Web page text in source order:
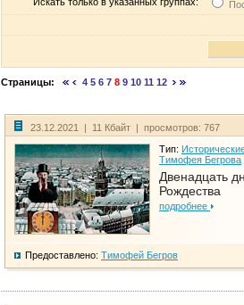
Страницы: 4 5 6 7 8 9 10 11 12
23.12.2021 | 11 Кбайт | просмотров: 767
Тип:
Тимофея Бегрова
Двенадцать
Рождества
подробнее
Предоставлено: Тимофей Бегров